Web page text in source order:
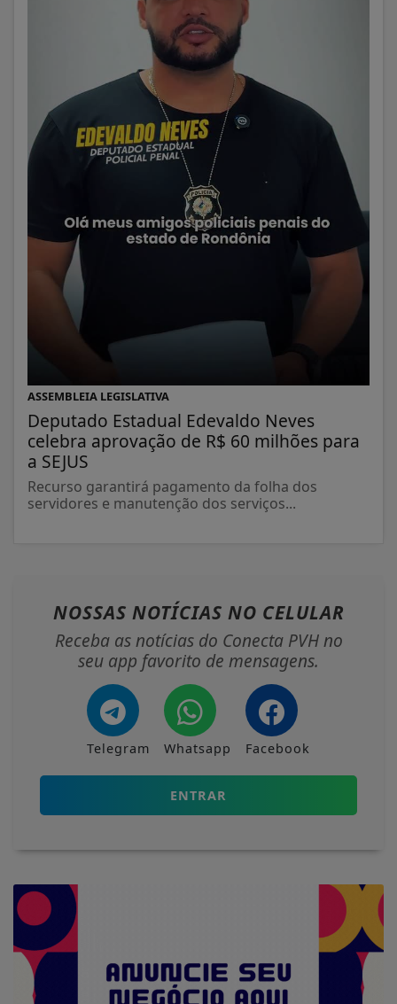
ASSEMBLEIA LEGISLATIVA
Deputado Estadual Edevaldo Neves
celebra aprovação de R$ 60 milhões para
a SEJUS
Recurso garantirá pagamento da folha dos
servidores e manutenção dos serviços...
NOSSAS NOTÍCIAS NO CELULAR
Receba as notícias do Conecta PVH no
seu app favorito de mensagens.
Telegram Whatsapp Facebook
ENTRAR